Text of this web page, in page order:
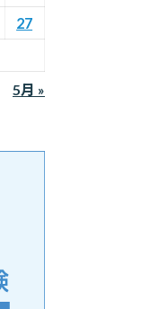
27
5月 »